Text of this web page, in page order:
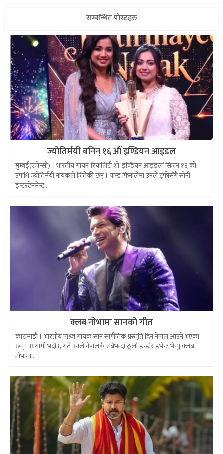
सम्बन्धित पोस्टहरु
ज्योतिर्मयी बनिन् १६ औं इण्डियन आइडल
मुम्बई(एजेन्सी) । भारतीय गायन रियालिटी शो ‘इण्डियन आइडल’ सिजन १६ को
उपाधि ज्योतिर्मयी नायकले जितेकी छन् । ग्रान्ड फिनालेमा उनले ट्रफीसँगै सोनी
इन्टरटेनमेन्ट...
क्लब नोभामा सानको गीत
काठमाडौं । भारतीय पाश्र्व गायक सान सांगीतिक प्रस्तुति दिन नेपाल आउने भएका
छन्। आगामी भदौ ६ गते उनले नेपालकै सबैभन्दा ठूलो इन्डोर इभेन्ट भेन्यु क्लब
नोभामा...